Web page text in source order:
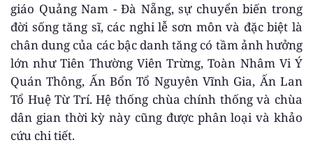
giáo Quảng Nam - Đà Nẵng, sự chuyển biến trong
đời sống tăng sĩ, các nghi lễ sơn môn và đặc biệt là
chân dung của các bậc danh tăng có tầm ảnh hưởng
lớn như Tiên Thường Viên Trừng, Toàn Nhâm Vi Ý
Quán Thông, Ấn Bổn Tổ Nguyên Vĩnh Gia, Ấn Lan
Tổ Huệ Từ Trí. Hệ thống chùa chính thống và chùa
dân gian thời kỳ này cũng được phân loại và khảo
cứu chi tiết.